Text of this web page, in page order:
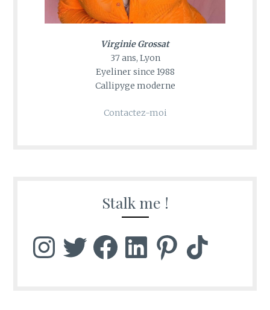
Virginie Grossat
37 ans, Lyon
Eyeliner since 1988
Callipyge moderne
Contactez-moi
Stalk me !
InstagramTwitter FacebookLinkedInPinterest TikTok